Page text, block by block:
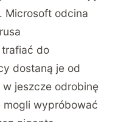
Microsoft odcina
do
dostaną je od
jeszcze odrobinę
mogli wypróbować